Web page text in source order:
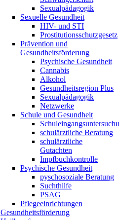
Sexualpädagogik
Sexuelle Gesundheit
HIV- und STI
Prostitutionsschutzgesetz
Prävention und
Gesundheitsförderung
Psychische Gesundheit
Cannabis
Alkohol
Gesundheitsregion Plus
Sexualpädagogik
Netzwerke
Schule und Gesundheit
schulärztliche Beratung
schulärztliche
Gutachten
Impfbuchkontrolle
Psychische Gesundheit
pyschosoziale Beratung
Suchthilfe
PSAG
Pflegeeinrichtungen
Gesundheitsförderung